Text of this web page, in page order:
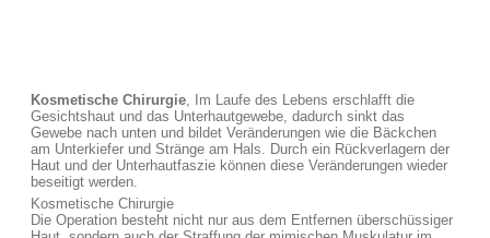
Kosmetische Chirurgie, Im Laufe des Lebens erschlafft die
Gesichtshaut und das Unterhautgewebe, dadurch sinkt das
Gewebe nach unten und bildet Veränderungen wie die Bäckchen
am Unterkiefer und Stränge am Hals. Durch ein Rückverlagern der
Haut und der Unterhautfaszie können diese Veränderungen wieder
beseitigt werden.
Kosmetische Chirurgie
Die Operation besteht nicht nur aus dem Entfernen überschüssiger